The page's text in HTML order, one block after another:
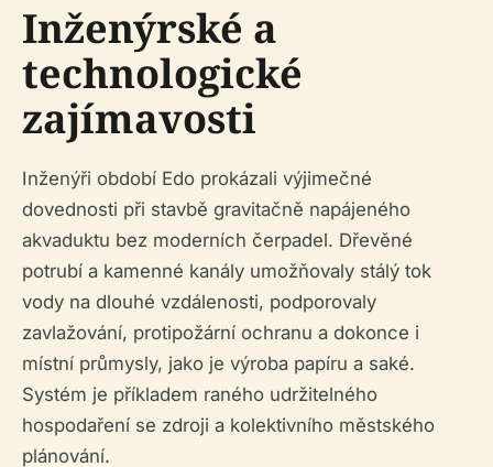
Inženýrské a
technologické
zajímavosti
Inženýři období Edo prokázali výjimečné
dovednosti při stavbě gravitačně napájeného
akvaduktu bez moderních čerpadel. Dřevěné
potrubí a kamenné kanály umožňovaly stálý tok
vody na dlouhé vzdálenosti, podporovaly
zavlažování, protipožární ochranu a dokonce i
místní průmysly, jako je výroba papíru a saké.
Systém je příkladem raného udržitelného
hospodaření se zdroji a kolektivního městského
plánování.